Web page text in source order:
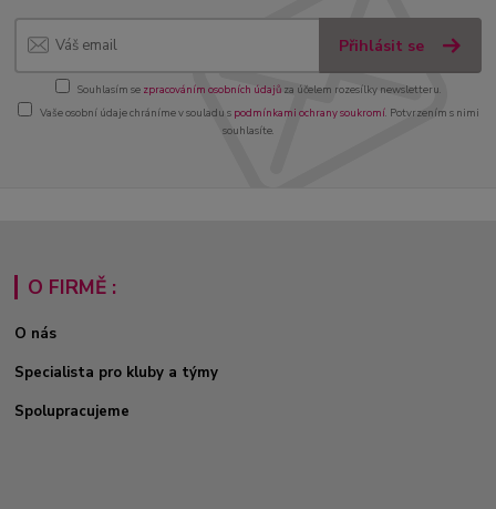
Přihlásit se
Souhlasím se zpracováním osobních údajůza účelem rozesílky newsletteru.
Vaše osobní údaje chráníme v souladu s podmínkami ochrany soukromí. Potvrzením s nimi
souhlasíte.
O FIRMĚ :
O nás
Specialista pro kluby a týmy
Spolupracujeme